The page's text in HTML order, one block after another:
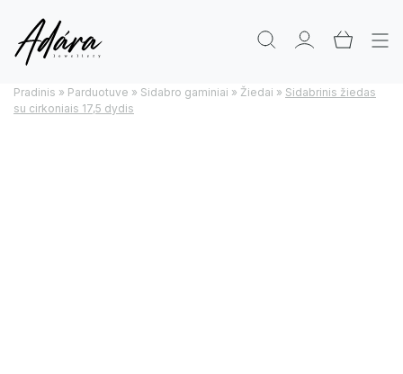
Pradinis » Parduotuve » Sidabro gaminiai » Žiedai » Sidabrinis žiedas
su cirkoniais 17,5 dydis